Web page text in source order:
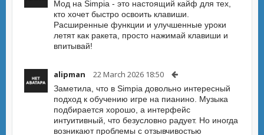
Мод на Simpia - это настоящий кайф для тех,
кто хочет быстро освоить клавиши.
Расширенные функции и улучшенные уроки
летят как ракета, просто нажимай клавиши и
впитывай!
alipman 22 March 2026 18:50
Заметила, что в Simpia довольно интересный
подход к обучению игре на пианино. Музыка
подбирается хорошо, а интерфейс
интуитивный, что безусловно радует. Но иногда
возникают проблемы с отзывчивостью